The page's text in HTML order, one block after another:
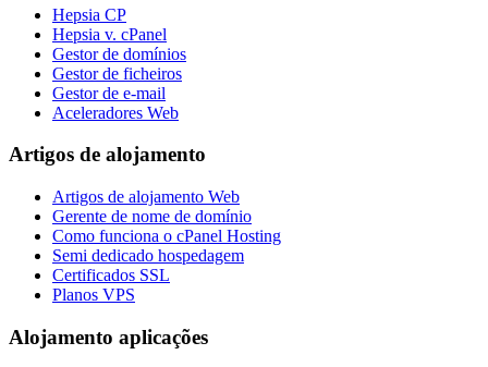
Hepsia CP
Hepsia v. cPanel
Gestor de domínios
Gestor de ficheiros
Gestor de e-mail
Aceleradores Web
Artigos de alojamento
Artigos de alojamento Web
Gerente de nome de domínio
Como funciona o cPanel Hosting
Semi dedicado hospedagem
Certificados SSL
Planos VPS
Alojamento aplicações